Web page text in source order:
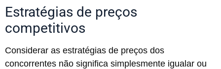
Estratégias de preços
competitivos
Considerar as estratégias de preços dos
concorrentes não significa simplesmente igualar ou